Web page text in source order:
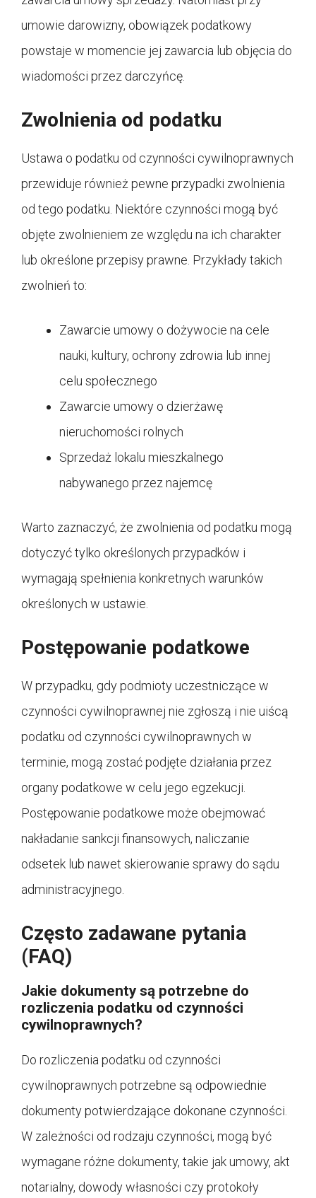
umowie darowizny, obowiązek podatkowy
powstaje w momencie jej zawarcia lub objęcia do
wiadomości przez darczyńcę.
Zwolnienia od podatku
Ustawa o podatku od czynności cywilnoprawnych
przewiduje również pewne przypadki zwolnienia
od tego podatku. Niektóre czynności mogą być
objęte zwolnieniem ze względu na ich charakter
lub określone przepisy prawne. Przykłady takich
zwolnień to:
Zawarcie umowy o dożywocie na cele
nauki, kultury, ochrony zdrowia lub innej
celu społecznego
Zawarcie umowy o dzierżawę
nieruchomości rolnych
Sprzedaż lokalu mieszkalnego
nabywanego przez najemcę
Warto zaznaczyć, że zwolnienia od podatku mogą
dotyczyć tylko określonych przypadków i
wymagają spełnienia konkretnych warunków
określonych w ustawie.
Postępowanie podatkowe
W przypadku, gdy podmioty uczestniczące w
czynności cywilnoprawnej nie zgłoszą i nie uiścą
podatku od czynności cywilnoprawnych w
terminie, mogą zostać podjęte działania przez
organy podatkowe w celu jego egzekucji.
Postępowanie podatkowe może obejmować
nakładanie sankcji finansowych, naliczanie
odsetek lub nawet skierowanie sprawy do sądu
administracyjnego.
Często zadawane pytania
(FAQ)
Jakie dokumenty są potrzebne do
rozliczenia podatku od czynności
cywilnoprawnych?
Do rozliczenia podatku od czynności
cywilnoprawnych potrzebne są odpowiednie
dokumenty potwierdzające dokonane czynności.
W zależności od rodzaju czynności, mogą być
wymagane różne dokumenty, takie jak umowy, akt
notarialny, dowody własności czy protokoły